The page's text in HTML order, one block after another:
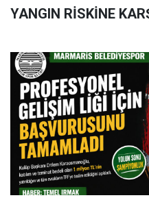
YANGIN RİSKİNE